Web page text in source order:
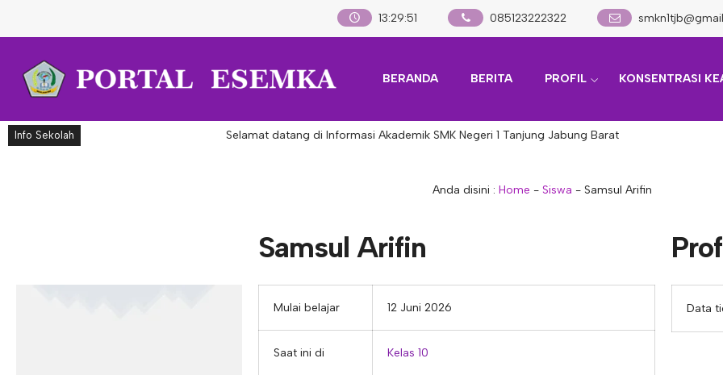
13:29:51 085123222322
BERANDA BERITA PROFIL KONSENTRASI
Info Sekolah Selamat datang di Informasi Akademik SMK Negeri 1 Tanjung Jabung Barat
Anda disini : Home - Siswa - Samsul Arifin
Samsul Arifin
Mulai belajar 12 Juni 2026
Saat ini di Kelas 10
Data